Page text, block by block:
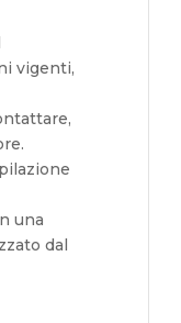
vigenti,
una
dal